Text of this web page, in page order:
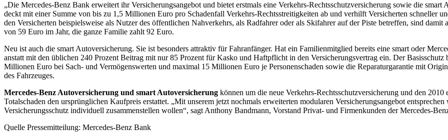
„Die Mercedes-Benz Bank erweitert ihr Versicherungsangebot und bietet erstmals eine Verkehrs-Rechtsschutzversicherung sowie die smart
deckt mit einer Summe von bis zu 1,5 Millionen Euro pro Schadenfall Verkehrs-Rechtsstreitigkeiten ab und verhilft Versicherten schneller
den Versicherten beispielsweise als Nutzer des öffentlichen Nahverkehrs, als Radfahrer oder als Skifahrer auf der Piste betreffen, sind
von 59 Euro im Jahr, die ganze Familie zahlt 92 Euro.
Neu ist auch die smart Autoversicherung. Sie ist besonders attraktiv für Fahranfänger. Hat ein Familienmitglied bereits eine smart oder
anstatt mit den üblichen 240 Prozent Beitrag mit nur 85 Prozent für Kasko und Haftpflicht in den Versicherungsvertrag ein. Der
Millionen Euro bei Sach- und Vermögenswerten und maximal 15 Millionen Euro je Personenschaden sowie die Reparaturgarantie mit
des Fahrzeuges.
Mercedes-Benz Autoversicherung und smart Autoversicherung können um die neue Verkehrs-Rechtsschutzversicherung und den
Totalschaden den ursprünglichen Kaufpreis erstattet. „Mit unserem jetzt nochmals erweiterten modularen Versicherungsangebot
Versicherungsschutz individuell zusammenstellen wollen“, sagt Anthony Bandmann, Vorstand Privat- und Firmenkunden der Mercedes-
Quelle Pressemitteilung: Mercedes-Benz Bank